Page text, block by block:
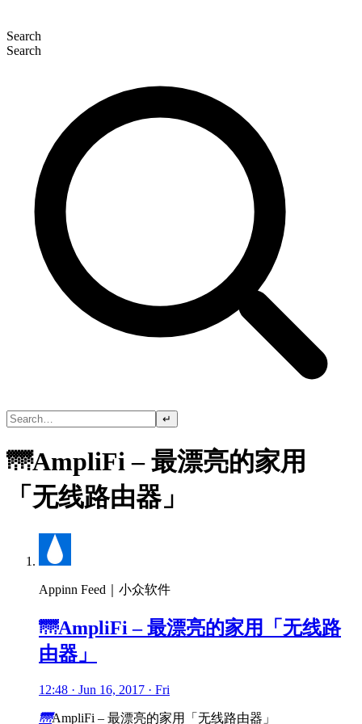
Search
Search
↵
🌁AmpliFi – 最漂亮的家用
「无线路由器」
Appinn Feed｜小众软件
🌁AmpliFi – 最漂亮的家用「无线路
由器」
12:48 · Jun 16, 2017 · Fri
🌁AmpliFi – 最漂亮的家用「无线路由器」